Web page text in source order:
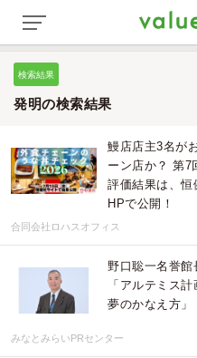
検索結果
発明の検索結果
鰻店店主3名が
ーン店か？ 第7
評価結果は、
HPで公開！
合同会社ロハスオフィス
野口聡一名誉
「アルテミス
夢のかなえ方」
みなとみらいPRセンター